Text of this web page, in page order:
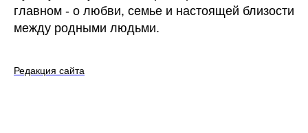
главном - о любви, семье и настоящей близости
между родными людьми.
Редакция сайта